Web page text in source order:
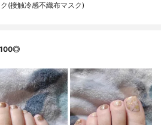
(接触冷感不織布マスク)
100◎